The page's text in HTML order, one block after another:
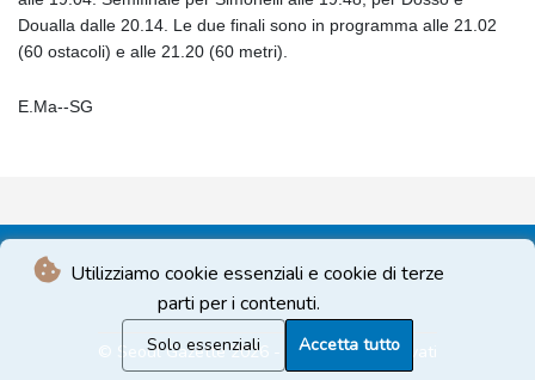
Utilizziamo cookie essenziali e cookie di terze
parti per i contenuti.
Solo essenziali Accetta tutto
Doualla dalle 20.14. Le due finali sono in programma alle 21.02
(60 ostacoli) e alle 21.20 (60 metri).
E.Ma--SG
© Seoul Gazette 2026 - Tutti i diritti riservati